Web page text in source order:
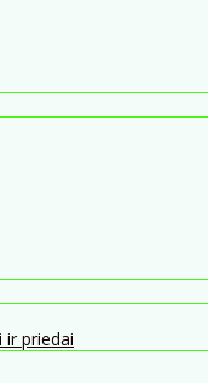
priedai